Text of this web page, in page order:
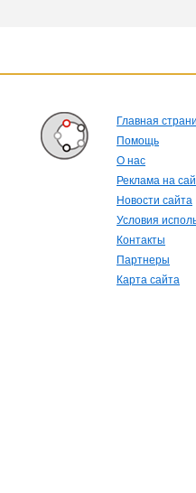
Главная
Помощь
О нас
Реклама на
Новости сайта
Условия
Контакты
Партнеры
Карта сайта